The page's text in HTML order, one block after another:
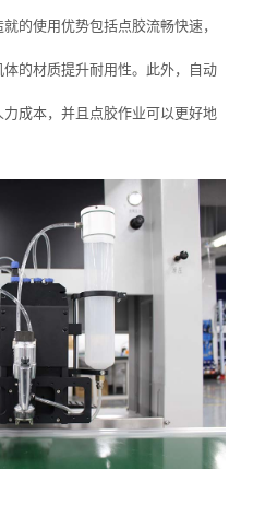
使用优势包括点胶流畅快速，
的材质提升耐用性。此外，自动
成本，并且点胶作业可以更好地